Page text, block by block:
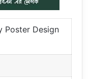
Poster Design